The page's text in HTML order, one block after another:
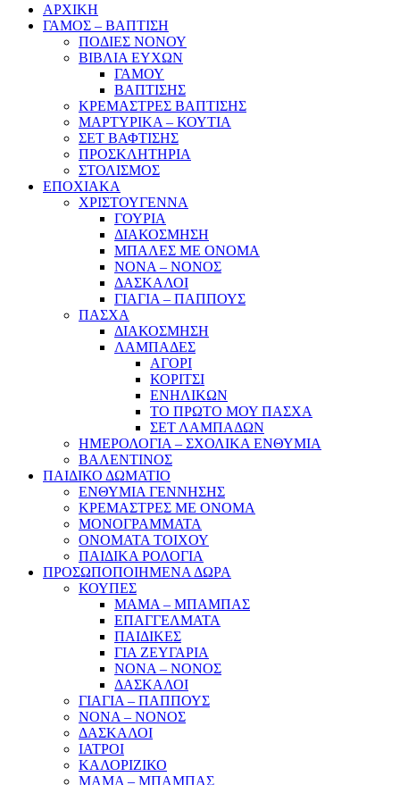
ΑΡΧΙΚΗ
ΓΑΜΟΣ – ΒΑΠΤΙΣΗ
ΠΟΔΙΕΣ ΝΟΝΟΥ
ΒΙΒΛΙΑ ΕΥΧΩΝ
ΓΑΜΟΥ
ΒΑΠΤΙΣΗΣ
ΚΡΕΜΑΣΤΡΕΣ ΒΑΠΤΙΣΗΣ
ΜΑΡΤΥΡΙΚΑ – ΚΟΥΤΙΑ
ΣΕΤ ΒΑΦΤΙΣΗΣ
ΠΡΟΣΚΛΗΤΗΡΙΑ
ΣΤΟΛΙΣΜΟΣ
ΕΠΟΧΙΑΚΑ
ΧΡΙΣΤΟΥΓΕΝΝΑ
ΓΟΥΡΙΑ
ΔΙΑΚΟΣΜΗΣΗ
ΜΠΑΛΕΣ ΜΕ ΟΝΟΜΑ
ΝΟΝΑ – ΝΟΝΟΣ
ΔΑΣΚΑΛΟΙ
ΓΙΑΓΙΑ – ΠΑΠΠΟΥΣ
ΠΑΣΧΑ
ΔΙΑΚΟΣΜΗΣΗ
ΛΑΜΠΑΔΕΣ
ΑΓΟΡΙ
ΚΟΡΙΤΣΙ
ΕΝΗΛΙΚΩΝ
ΤΟ ΠΡΩΤΟ ΜΟΥ ΠΑΣΧΑ
ΣΕΤ ΛΑΜΠΑΔΩΝ
ΗΜΕΡΟΛΟΓΙΑ – ΣΧΟΛΙΚΑ ΕΝΘΥΜΙΑ
ΒΑΛΕΝΤΙΝΟΣ
ΠΑΙΔΙΚΟ ΔΩΜΑΤΙΟ
ΕΝΘΥΜΙΑ ΓΕΝΝΗΣΗΣ
ΚΡΕΜΑΣΤΡΕΣ ΜΕ ΟΝΟΜΑ
ΜΟΝΟΓΡΑΜΜΑΤΑ
ΟΝΟΜΑΤΑ ΤΟΙΧΟΥ
ΠΑΙΔΙΚΑ ΡΟΛΟΓΙΑ
ΠΡΟΣΩΠΟΠΟΙΗΜΕΝΑ ΔΩΡΑ
ΚΟΥΠΕΣ
ΜΑΜΑ – ΜΠΑΜΠΑΣ
ΕΠΑΓΓΕΛΜΑΤΑ
ΠΑΙΔΙΚΕΣ
ΓΙΑ ΖΕΥΓΑΡΙΑ
ΝΟΝΑ – ΝΟΝΟΣ
ΔΑΣΚΑΛΟΙ
ΓΙΑΓΙΑ – ΠΑΠΠΟΥΣ
ΝΟΝΑ – ΝΟΝΟΣ
ΔΑΣΚΑΛΟΙ
ΙΑΤΡΟΙ
ΚΑΛΟΡΙΖΙΚΟ
ΜΑΜΑ – ΜΠΑΜΠΑΣ